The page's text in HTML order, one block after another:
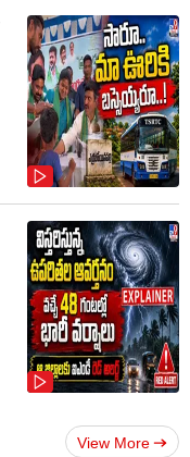
View More